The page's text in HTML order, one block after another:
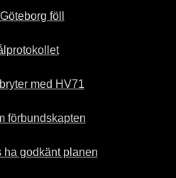
föll
med HV71
förbundskapten
ha godkänt planen